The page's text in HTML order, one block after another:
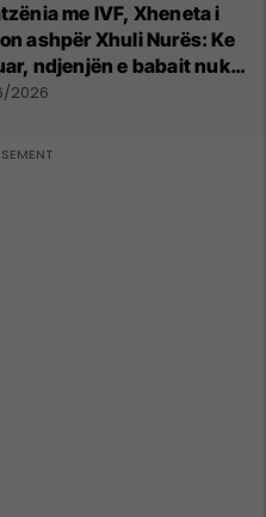
me IVF, Xheneta i
ashpër Xhuli Nurës: Ke
ndjenjën e babait nuk
t'ia plotësosh kurrë
2026